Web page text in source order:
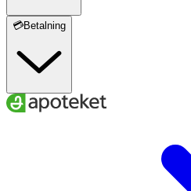
💳Betalning